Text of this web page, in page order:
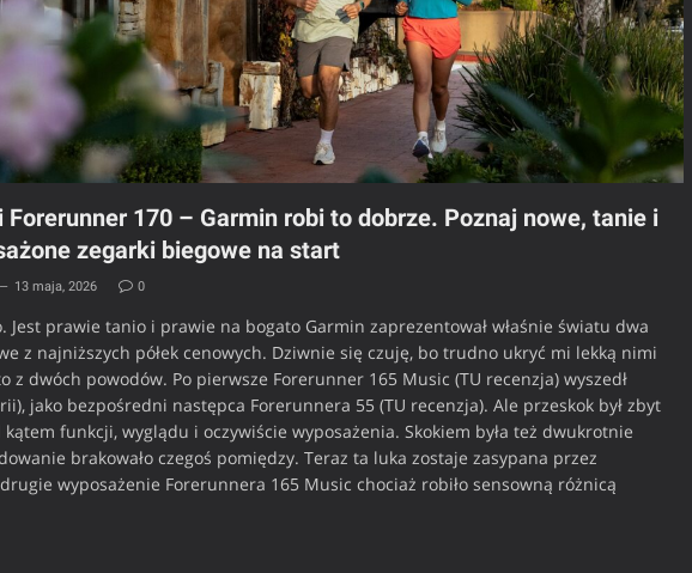
Forerunner 170 – Garmin robi to dobrze. Poznaj nowe, tanie i
zegarki biegowe na start
13 maja, 2026 0
Jest prawie tanio i prawie na bogato Garmin zaprezentował właśnie światu dwa
z najniższych półek cenowych. Dziwnie się czuję, bo trudno ukryć mi lekką nimi
z dwóch powodów. Po pierwsze Forerunner 165 Music (TU recenzja) wyszedł
jako bezpośredni następca Forerunnera 55 (TU recenzja). Ale przeskok był zbyt
funkcji, wyglądu i oczywiście wyposażenia. Skokiem była też dwukrotnie
brakowało czegoś pomiędzy. Teraz ta luka zostaje zasypana przez
wyposażenie Forerunnera 165 Music chociaż robiło sensowną różnicą